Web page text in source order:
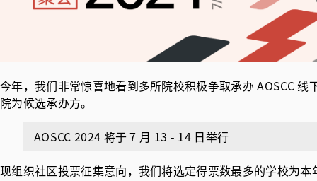
今年，我们非常惊喜地看到多所院校积极争取承办 AOSCC
院为候选承办方。
AOSCC 2024 将于 7 月 13 - 14 日举行
现组织社区投票征集意向，我们将选定得票数最多的学校为